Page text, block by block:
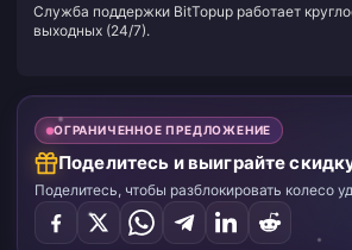
Служба поддержки BitTopup работает
выходных (24/7).
ОГРАНИЧЕННОЕ ПРЕДЛОЖЕНИЕ
Поделитесь и выиграйте
Поделитесь, чтобы разблокировать колесо